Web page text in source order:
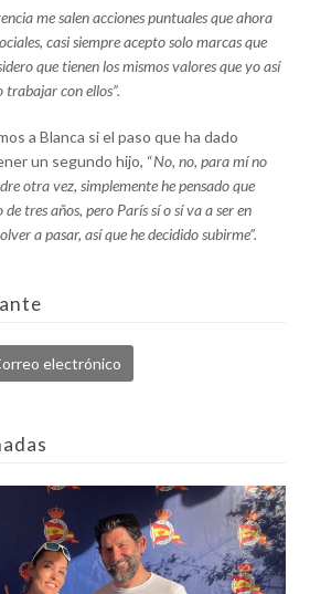
me salen acciones puntuales que ahora
casi siempre acepto solo marcas que
que tienen los mismos valores que yo así
trabajar con ellos”.
a Blanca si el paso que ha dado
un segundo hijo, “No, no, para mí no
otra vez, simplemente he pensado que
tres años, pero París sí o sí va a ser en
a pasar, así que he decidido subirme”.
electrónico